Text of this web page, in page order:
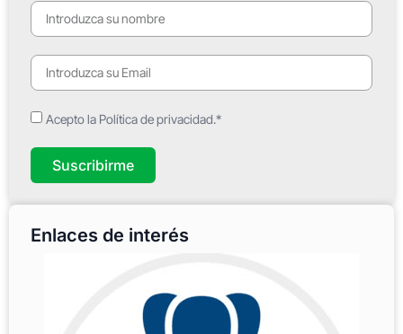
Acepto la Política de privacidad.*
Suscribirme
Enlaces de interés